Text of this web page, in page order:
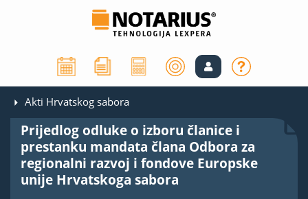
Akti Hrvatskog sabora
Prijedlog odluke o izboru članice i
prestanku mandata člana Odbora za
regionalni razvoj i fondove Europske
unije Hrvatskoga sabora